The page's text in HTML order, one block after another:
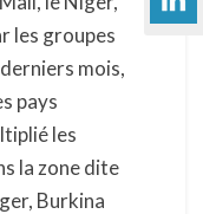
les groupes
derniers mois,
pays
les
la zone dite
Burkina